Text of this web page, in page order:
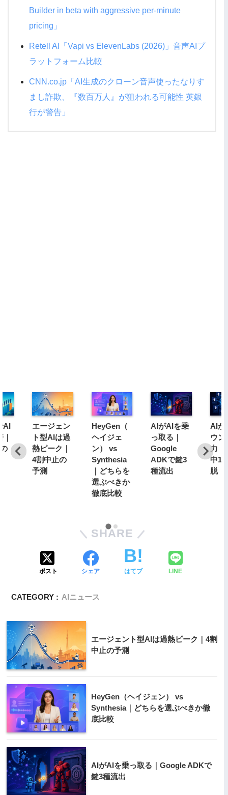
Builder in beta with aggressive per-minute
pricing」
Retell AI「Vapi vs ElevenLabs (2026)」音声AIプ
ラットフォーム比較
CNN.co.jp「AI生成のクローン音声使ったなりす
まし詐欺、『数百万人』が狙われる可能性 英銀
行が警告」
AI
エージェン
ト型AIは過
熱ピーク｜
4割中止の
予測
HeyGen（
ヘイジェ
ン） vs
Synthesia
｜どちらを
選ぶべきか
徹底比較
AIがAIを乗
っ取る｜
Google
ADKで鍵3
種流出
AIが
ウン
力｜
中19
脱
SHARE
ポスト シェア はてブ LINE
CATEGORY : AIニュース
エージェント型AIは過熱ピーク｜4割
中止の予測
HeyGen（ヘイジェン） vs
Synthesia｜どちらを選ぶべきか徹
底比較
AIがAIを乗っ取る｜Google ADKで
鍵3種流出